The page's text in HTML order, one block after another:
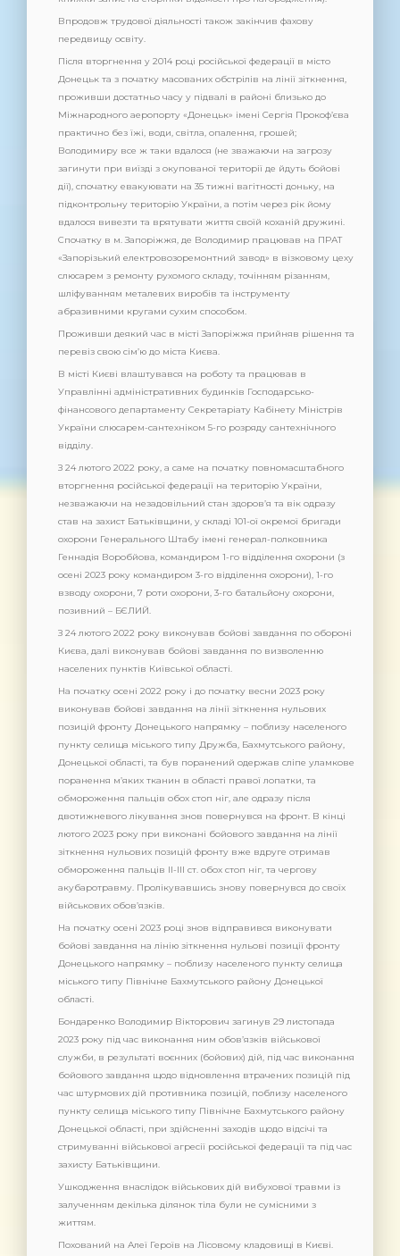
Впродовж трудової діяльності також закінчив фахову
передвищу освіту.
Після вторгнення у 2014 році російської федерації в місто
Донецьк та з початку масованих обстрілів на лінії зіткнення,
проживши достатньо часу у підвалі в районі близько до
Міжнародного аеропорту «Донецьк» імені Сергія Прокоф’єва
практично без їжі, води, світла, опалення, грошей;
Володимиру все ж таки вдалося (не зважаючи на загрозу
загинути при виїзді з окупованої території де йдуть бойові
дії), спочатку евакуювати на 35 тижні вагітності доньку, на
підконтрольну територію України, а потім через рік йому
вдалося вивезти та врятувати життя своїй коханій дружині.
Спочатку в м. Запоріжжя, де Володимир працював на ПРАТ
«Запорізький електровозоремонтний завод» в візковому цеху
слюсарем з ремонту рухомого складу, точінням різанням,
шліфуванням металевих виробів та інструменту
абразивними кругами сухим способом.
Проживши деякий час в місті Запоріжжя прийняв рішення та
перевіз свою сім’ю до міста Києва.
В місті Києві влаштувався на роботу та працював в
Управлінні адміністративних будинків Господарсько-
фінансового департаменту Секретаріату Кабінету Міністрів
України слюсарем-сантехніком 5-го розряду сантехнічного
відділу.
З 24 лютого 2022 року, а саме на початку повномасштабного
вторгнення російської федерації на територію України,
незважаючи на незадовільний стан здоров’я та вік одразу
став на захист Батьківщини, у складі 101-ої окремої бригади
охорони Генерального Штабу імені генерал-полковника
Геннадія Воробйова, командиром 1-го відділення охорони (з
осені 2023 року командиром 3-го відділення охорони), 1-го
взводу охорони, 7 роти охорони, 3-го батальйону охорони,
позивний – БЄЛИЙ.
З 24 лютого 2022 року виконував бойові завдання по обороні
Києва, далі виконував бойові завдання по визволенню
населених пунктів Київської області.
На початку осені 2022 року і до початку весни 2023 року
виконував бойові завдання на лінії зіткнення нульових
позицій фронту Донецького напрямку – поблизу населеного
пункту селища міського типу Дружба, Бахмутського району,
Донецької області, та був поранений одержав сліпе уламкове
поранення м’яких тканин в області правої лопатки, та
обмороження пальців обох стоп ніг, але одразу після
двотижневого лікування знов повернувся на фронт. В кінці
лютого 2023 року при виконані бойового завдання на лінії
зіткнення нульових позицій фронту вже вдруге отримав
обмороження пальців ІІ-ІІІ ст. обох стоп ніг, та чергову
акубаротравму. Пролікувавшись знову повернувся до своїх
військових обов’язків.
На початку осені 2023 році знов відправився виконувати
бойові завдання на лінію зіткнення нульові позиції фронту
Донецького напрямку – поблизу населеного пункту селища
міського типу Північне Бахмутського району Донецької
області.
Бондаренко Володимир Вікторович загинув 29 листопада
2023 року під час виконання ним обов’язків військової
служби, в результаті воєнних (бойових) дій, під час виконання
бойового завдання щодо відновлення втрачених позицій під
час штурмових дій противника позицій, поблизу населеного
пункту селища міського типу Північне Бахмутського району
Донецької області, при здійсненні заходів щодо відсічі та
стримуванні військової агресії російської федерації та під час
захисту Батьківщини.
Ушкодження внаслідок військових дій вибухової травми із
залученням декілька ділянок тіла були не сумісними з
життям.
Похований на Алеї Героїв на Лісовому кладовищі в Києві.